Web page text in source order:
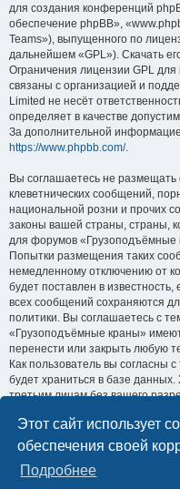
Этот сайт использует
обеспечения своей
Подробнее
для создания конференций
обеспечение phpBB»,
Teams»), выпущенного по
дальнейшем «GPL»). Скачать
Ограничения лицензии GPL для
связаны с организацией и
Limited не несёт
определяет в качестве
За дополнительной
https://www.phpbb.com/.
Вы соглашаетесь не
клеветнических сообщений,
национальной розни и прочих
законы вашей страны, страны,
для форумов
Попытки размещения таких
немедленному отключению от
будет поставлен в
всех сообщений сохраняются
политики. Вы соглашаетесь с
«Грузоподъёмные краны»
перенести или закрыть любую
Как пользователь вы согласны
будет храниться в базе
третьим лицам без вашего
«Грузоподъёмные краны», ни
за действия хакеров, которые
доступу к ней.